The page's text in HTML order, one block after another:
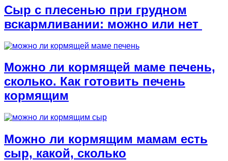
Сыр с плесенью при грудном
вскармливании: можно или нет
Можно ли кормящей маме печень,
сколько. Как готовить печень
кормящим
Можно ли кормящим мамам есть
сыр, какой, сколько